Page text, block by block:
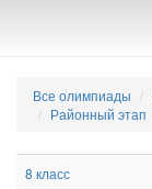
Все олимпиады
Районный этап
8 класс